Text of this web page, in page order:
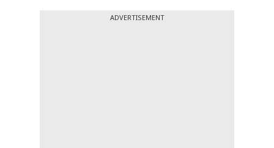
ADVERTISEMENT